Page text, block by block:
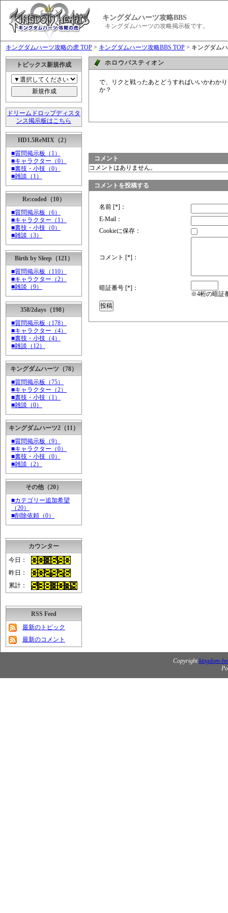
キングダムハーツ攻略BBS
キングダムハーツの攻略掲示板です。
キングダムハーツ攻略の虎 TOP > キングダムハーツ攻略BBS TOP > キングダム
トピックス新規作成
ドリームドロップディスタ
ンス掲示板はこちら
HD1.5ReMIX（2）
■質問掲示板（1）
■キャラクター（0）
■裏技・小技（0）
■雑談（1）
Re:coded（10）
■質問掲示板（6）
■キャラクター（1）
■裏技・小技（0）
■雑談（3）
Birth by Sleep（121）
■質問掲示板（110）
■キャラクター（2）
■雑談（9）
358/2days（198）
■質問掲示板（178）
■キャラクター（4）
■裏技・小技（4）
■雑談（12）
キングダムハーツ（78）
■質問掲示板（75）
■キャラクター（2）
■裏技・小技（1）
■雑談（0）
キングダムハーツ2（11）
■質問掲示板（9）
■キャラクター（0）
■裏技・小技（0）
■雑談（2）
その他（20）
■カテゴリー追加希望
（20）
■削除依頼（0）
カウンター
今日：
昨日：
累計：
RSS Feed
最新のトピック
最新のコメント
ホロウバスティオン
で、リクと戦ったあとどうすればいいかわか
か？
コメント
コメントはありません。
コメントを投稿する
名前 [*]：
E-Mail：
Cookieに保存：
コメント [*]：
暗証番号 [*]：
※4桁の暗証
Copyrightkingdom-